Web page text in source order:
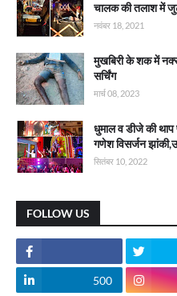
चालक की तलाश में
नवंबर 18, 2021
मुखबिरी के शक में
सर्चिंग
मार्च 08, 2023
धुमाल व डीजे की
गणेश विसर्जन
सितंबर 10, 2022
FOLLOW US
500